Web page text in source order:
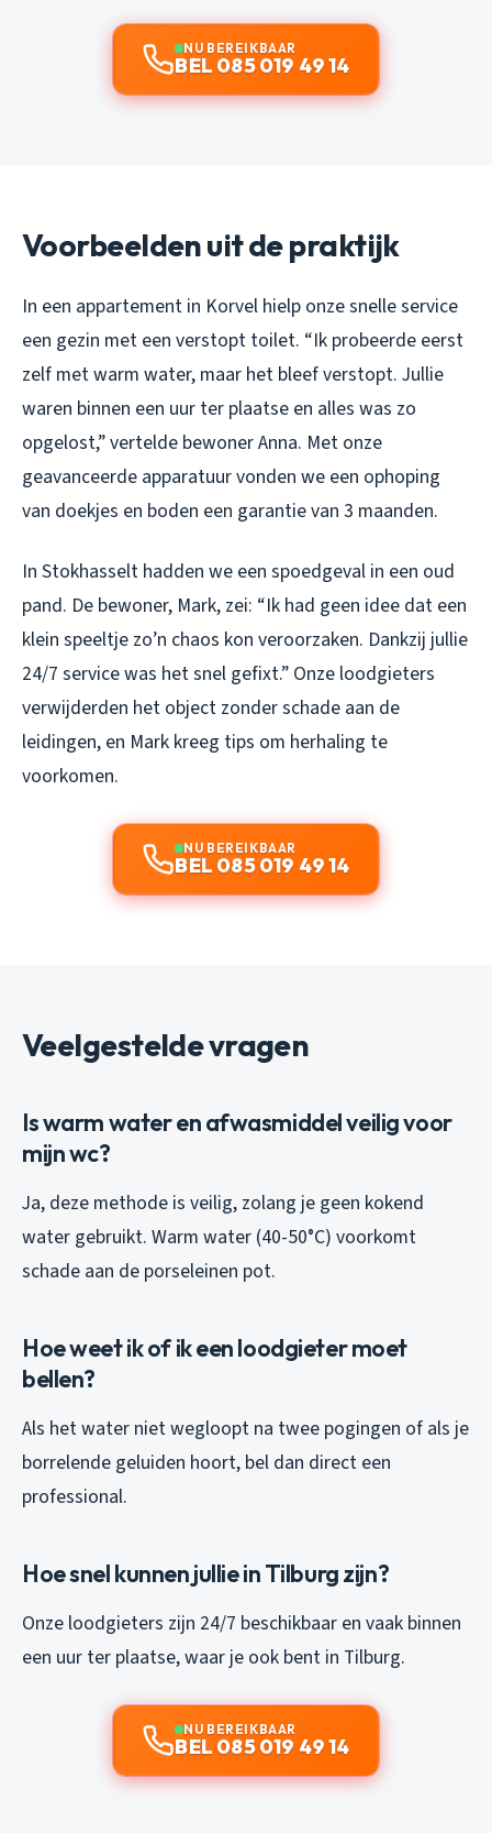
NU BEREIKBAAR
BEL 085 019 49 14
Voorbeelden uit de praktijk
In een appartement in Korvel hielp onze snelle service
een gezin met een verstopt toilet. “Ik probeerde eerst
zelf met warm water, maar het bleef verstopt. Jullie
waren binnen een uur ter plaatse en alles was zo
opgelost,” vertelde bewoner Anna. Met onze
geavanceerde apparatuur vonden we een ophoping
van doekjes en boden een garantie van 3 maanden.
In Stokhasselt hadden we een spoedgeval in een oud
pand. De bewoner, Mark, zei: “Ik had geen idee dat een
klein speeltje zo’n chaos kon veroorzaken. Dankzij jullie
24/7 service was het snel gefixt.” Onze loodgieters
verwijderden het object zonder schade aan de
leidingen, en Mark kreeg tips om herhaling te
voorkomen.
NU BEREIKBAAR
BEL 085 019 49 14
Veelgestelde vragen
Is warm water en afwasmiddel veilig voor
mijn wc?
Ja, deze methode is veilig, zolang je geen kokend
water gebruikt. Warm water (40-50°C) voorkomt
schade aan de porseleinen pot.
Hoe weet ik of ik een loodgieter moet
bellen?
Als het water niet wegloopt na twee pogingen of als je
borrelende geluiden hoort, bel dan direct een
professional.
Hoe snel kunnen jullie in Tilburg zijn?
Onze loodgieters zijn 24/7 beschikbaar en vaak binnen
een uur ter plaatse, waar je ook bent in Tilburg.
NU BEREIKBAAR
BEL 085 019 49 14